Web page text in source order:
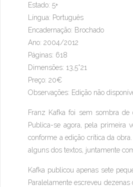
Estado: 5+
Língua: Português
Encadernação: Brochado
Ano: 2004/2012
Páginas: 618
Dimensões: 13,5*21
Preço: 20€
Observações: Edição não
Franz Kafka foi sem sombra
Publica-se agora, pela primeira
conforme a edição crítica da
alguns dos textos, juntamente
Kafka publicou apenas sete
Paralelamente escreveu